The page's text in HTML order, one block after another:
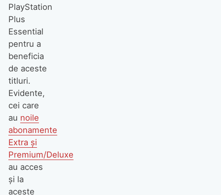
PlayStation
Plus
Essential
pentru a
beneficia
de aceste
titluri.
Evidente,
cei care
au noile
abonamente
Extra şi
Premium/Deluxe
au acces
şi la
aceste